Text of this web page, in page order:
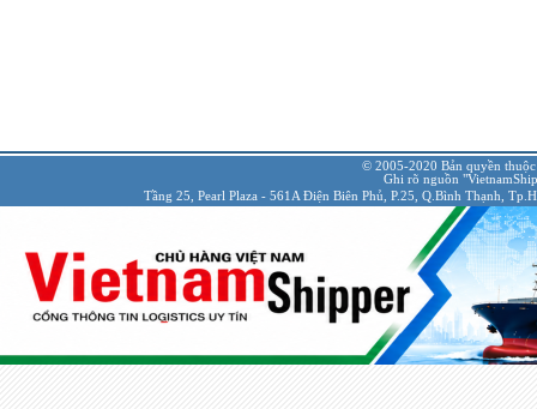
© 2005-2020 Bản quyền
Ghi rõ nguồn
Tầng 25, Pearl Plaza - 561A Điện Biên Phủ, P.25, Q.Bình Thạnh,